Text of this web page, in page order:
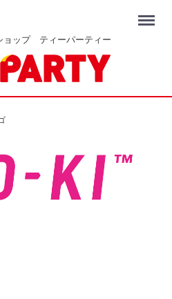
ョップ ティーパーティー
Menu